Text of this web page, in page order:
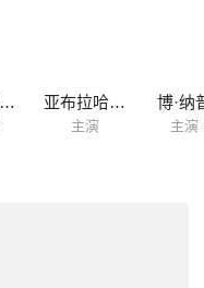
马修·马希尔 亚布拉哈姆·本鲁比
主演
博·纳
主演